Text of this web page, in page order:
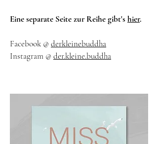
Eine separate Seite zur Reihe gibt'shier.
Facebook @ derkleinebuddha
Instagram @ der.kleine.buddha